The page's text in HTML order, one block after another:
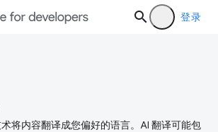
登录
将内容翻译成您偏好的语言。AI 翻译可能包